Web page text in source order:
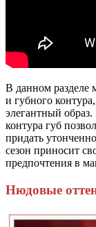
В данном разделе
и губного
элегантный
контура губ
придать
сезон приносит
предпочтения в
Нюдовые